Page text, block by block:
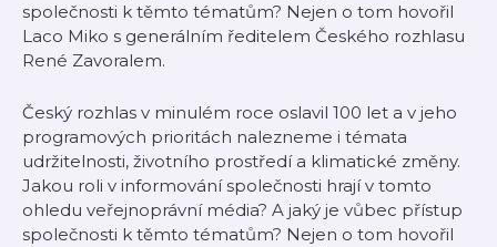
společnosti k těmto tématům? Nejen o tom hovořil
Laco Miko s generálním ředitelem Českého rozhlasu
René Zavoralem.
Český rozhlas v minulém roce oslavil 100 let a v jeho
programových prioritách nalezneme i témata
udržitelnosti, životního prostředí a klimatické změny.
Jakou roli v informování společnosti hrají v tomto
ohledu veřejnoprávní média? A jaký je vůbec přístup
společnosti k těmto tématům? Nejen o tom hovořil